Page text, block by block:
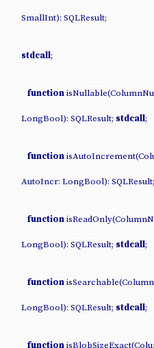
SmallInt): SQLResult;
stdcall;
function
LongBool): SQLResult; stdcall;
function
AutoIncr: LongBool): SQLResult;
function
LongBool): SQLResult; stdcall;
function
LongBool): SQLResult; stdcall;
function